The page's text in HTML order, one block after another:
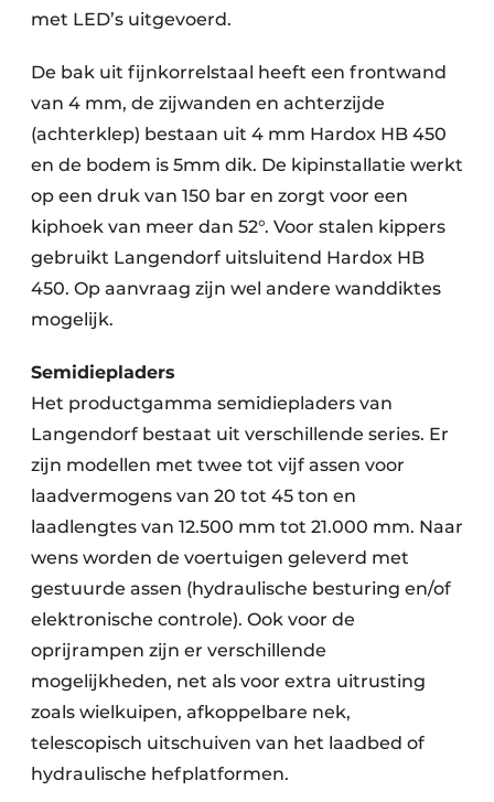
met LED’s uitgevoerd.
De bak uit fijnkorrelstaal heeft een frontwand
van 4 mm, de zijwanden en achterzijde
(achterklep) bestaan uit 4 mm Hardox HB 450
en de bodem is 5mm dik. De kipinstallatie werkt
op een druk van 150 bar en zorgt voor een
kiphoek van meer dan 52°. Voor stalen kippers
gebruikt Langendorf uitsluitend Hardox HB
450. Op aanvraag zijn wel andere wanddiktes
mogelijk.
Semidiepladers
Het productgamma semidiepladers van
Langendorf bestaat uit verschillende series. Er
zijn modellen met twee tot vijf assen voor
laadvermogens van 20 tot 45 ton en
laadlengtes van 12.500 mm tot 21.000 mm. Naar
wens worden de voertuigen geleverd met
gestuurde assen (hydraulische besturing en/of
elektronische controle). Ook voor de
oprijrampen zijn er verschillende
mogelijkheden, net als voor extra uitrusting
zoals wielkuipen, afkoppelbare nek,
telescopisch uitschuiven van het laadbed of
hydraulische hefplatformen.